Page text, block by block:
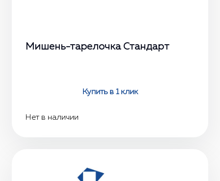
Мишень-тарелочка Стандарт
Купить в 1 клик
Нет в наличии